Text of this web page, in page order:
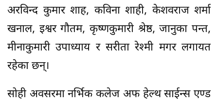
अरविन्द कुमार शाह, कविना शाही, केशवराज शर्मा
खनाल, इश्वर गौतम, कृष्णकुमारी श्रेष्ठ, जानुका पन्त,
मीनाकुमारी उपाध्याय र सरीता रेश्मी मगर लगायत
रहेका छन्।
सोही अवसरमा नर्भिक कलेज अफ हेल्थ साईन्स एण्ड